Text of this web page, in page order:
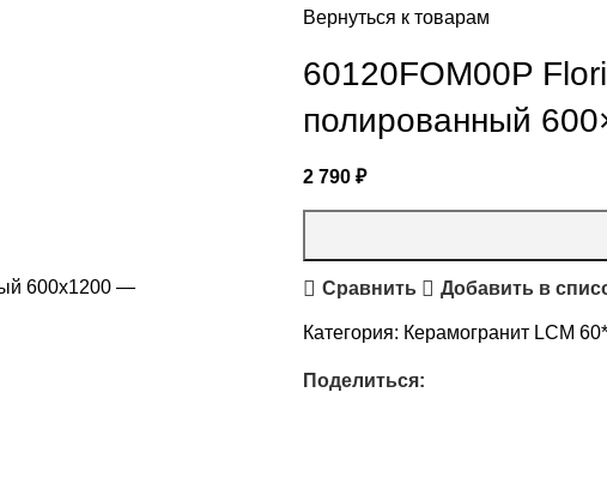
Вернуться к товарам
60120FOM00P
полированный
2 790 ₽
Сравнить Добавить в
Категория: Керамогранит LCM
Поделиться: